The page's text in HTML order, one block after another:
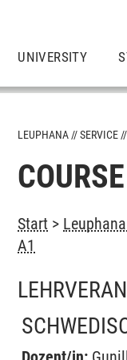
UNIVERSITY
LEUPHANA SERVICE
Start >
A1